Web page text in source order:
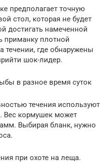
предполагает точную
стол, которая не будет
достигать намеченной
приманку плотной
течении, где обнаружены
шок-лидер.
в разное время суток
течения используют
Вес кормушек может
Выбирая бланк, нужно
при охоте на леща.